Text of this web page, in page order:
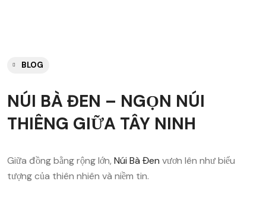
BLOG
NÚI BÀ ĐEN – NGỌN NÚI
THIÊNG GIỮA TÂY NINH
Giữa đồng bằng rộng lớn, Núi Bà Đen vươn lên như biểu
tượng của thiên nhiên và niềm tin.